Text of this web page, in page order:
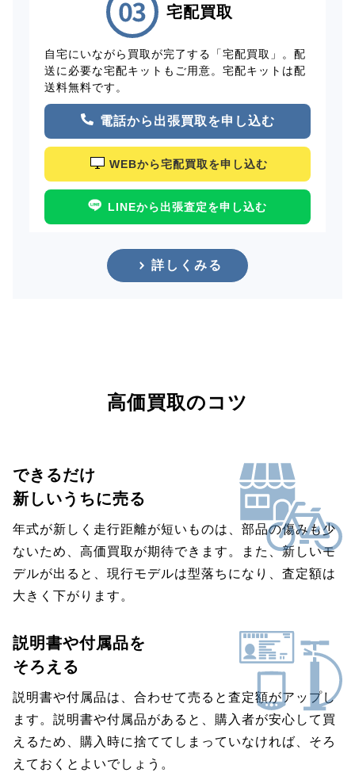
宅配買取
自宅にいながら買取が完了する「宅配買取」。配
送に必要な宅配キットもご用意。宅配キットは配
送料無料です。
電話から出張買取を申し込む
WEBから宅配買取を申し込む
LINEから出張査定を申し込む
詳しくみる
高価買取のコツ
できるだけ
新しいうちに売る
年式が新しく走行距離が短いものは、部品の傷みも少
ないため、高価買取が期待できます。また、新しいモ
デルが出ると、現行モデルは型落ちになり、査定額は
大きく下がります。
説明書や付属品を
そろえる
説明書や付属品は、合わせて売ると査定額がアップし
ます。説明書や付属品があると、購入者が安心して買
えるため、購入時に捨ててしまっていなければ、そろ
えておくとよいでしょう。